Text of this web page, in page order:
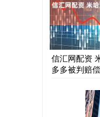
信汇网配资
多多被判赔